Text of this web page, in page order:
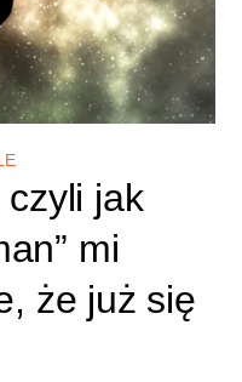
jak
mi
że już się